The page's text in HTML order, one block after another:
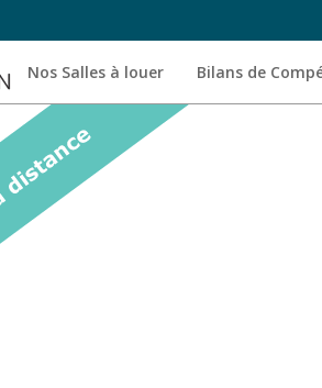
Nos Salles à louer Bilans de